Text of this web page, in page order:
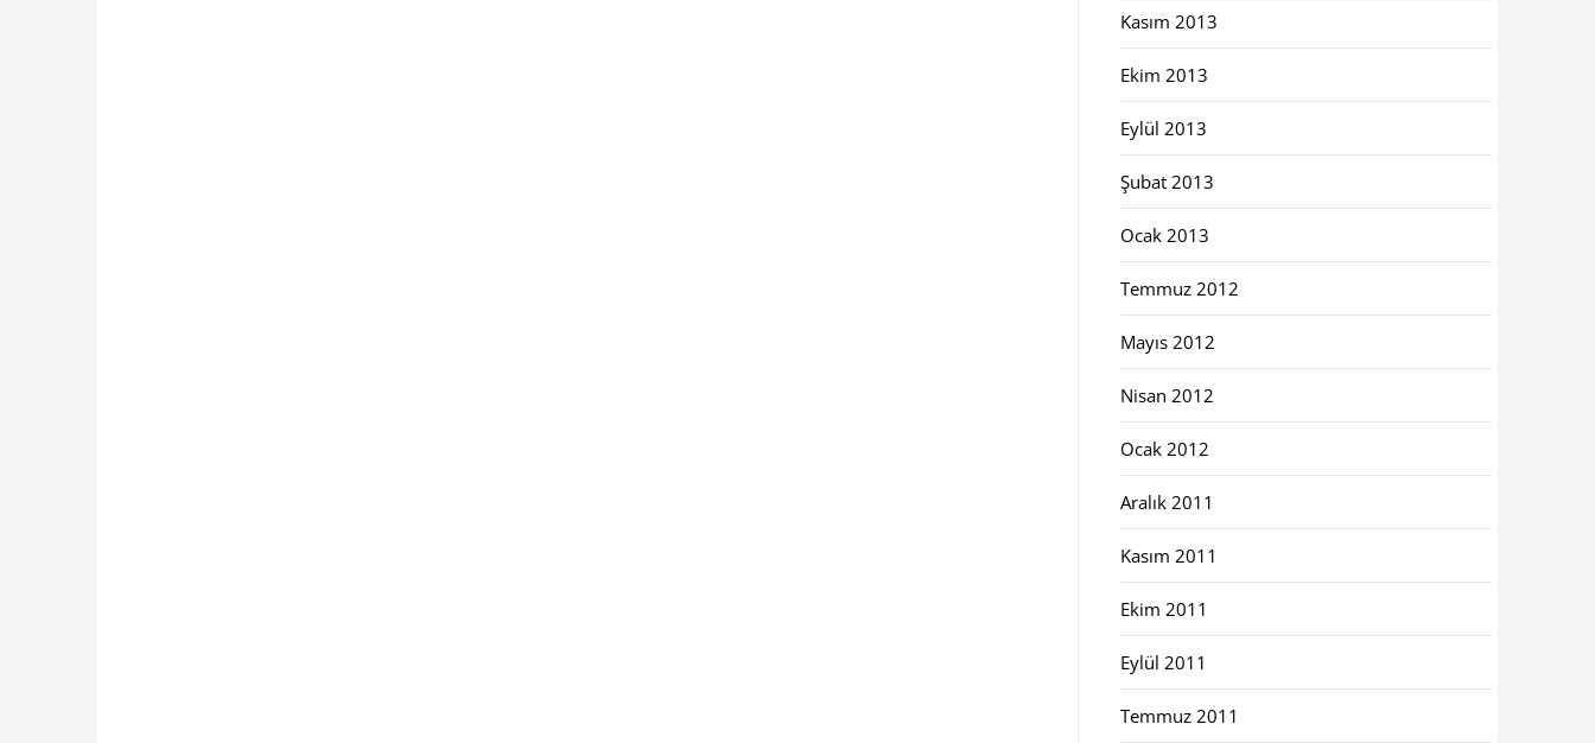
Kasım 2013
Ekim 2013
Eylül 2013
Şubat 2013
Ocak 2013
Temmuz 2012
Mayıs 2012
Nisan 2012
Ocak 2012
Aralık 2011
Kasım 2011
Ekim 2011
Eylül 2011
Temmuz 2011